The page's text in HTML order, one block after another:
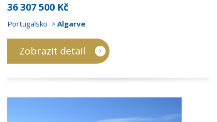
36 307 500 Kč
Portugalsko Algarve
Zobrazit detail